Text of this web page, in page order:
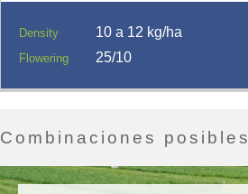
Density 10 a 12 kg/ha
Flowering 25/10
Combinaciones posibles